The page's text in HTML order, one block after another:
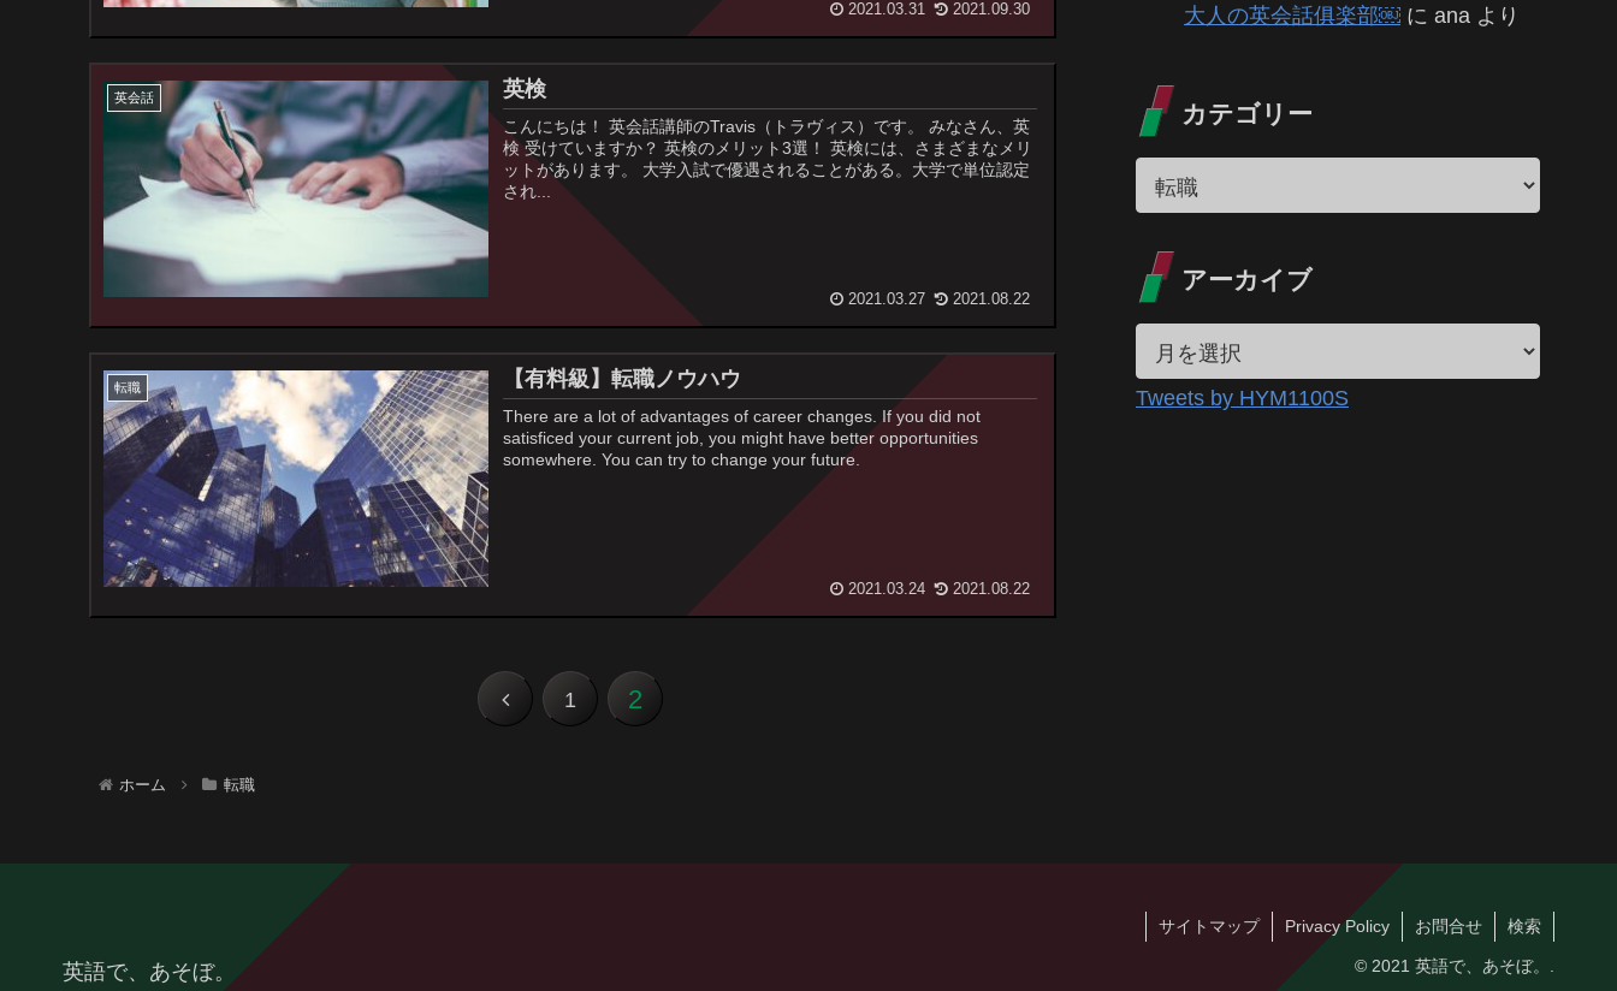
2021.03.31 2021.09.30
英会話 英検
こんにちは！ 英会話講師のTravis（トラヴィス）です。 みなさん、英
検 受けていますか？ 英検のメリット3選！ 英検には、さまざまなメリ
ットがあります。 大学入試で優遇されることがある。大学で単位認定
され...
2021.03.27 2021.08.22
転職 【有料級】転職ノウハウ
There are a lot of advantages of career changes. If you did not
satisficed your current job, you might have better opportunities
somewhere. You can try to change your future.
2021.03.24 2021.08.22
1 2
ホーム 転職
大人の英会話俱楽部￼ に ana より
カテゴリー
アーカイブ
Tweets by HYM1100S
英語で、あそぼ。
サイトマップ Privacy Policy お問合せ 検索
© 2021 英語で、あそぼ。.